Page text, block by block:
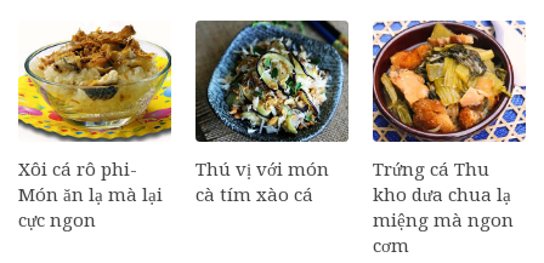
Xôi cá rô phi-
Món ăn lạ mà lại
cực ngon
Thú vị với món
cà tím xào cá
Trứng cá Thu
kho dưa chua lạ
miệng mà ngon
cơm